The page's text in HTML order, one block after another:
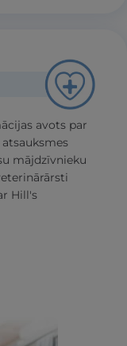
avots par
mājdzīvnieku
Hill's